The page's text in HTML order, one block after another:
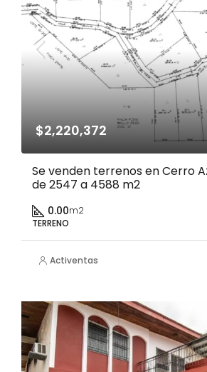
$2,220,372
Se venden terrenos en Cerro
de 2547 a 4588 m2
0.00m2
TERRENO
Activentas